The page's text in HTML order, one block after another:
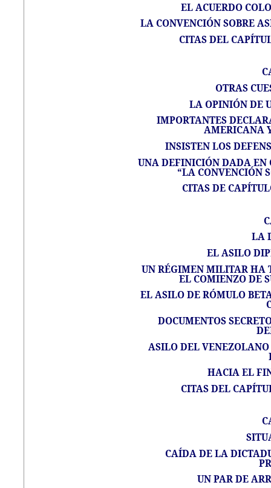
EL ACUERDO
LA CONVENCIÓN SOBRE
CITAS DEL
OTRAS
LA OPINIÓN DE
IMPORTANTES
AMERICANA
INSISTEN LOS
UNA DEFINICIÓN DADA EN
“LA CONVENCIÓN
CITAS DE
LA
EL ASILO
UN RÉGIMEN MILITAR HA
EL COMIENZO DE
EL ASILO DE RÓMULO
DOCUMENTOS
ASILO DEL
HACIA EL
CITAS DEL
CAÍDA DE LA
UN PAR DE